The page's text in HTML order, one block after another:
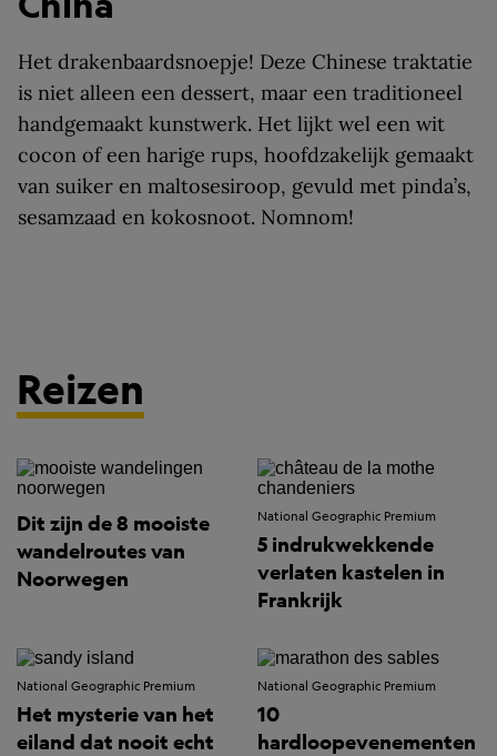
Het drakenbaardsnoepje! Deze Chinese traktatie
is niet alleen een dessert, maar een traditioneel
handgemaakt kunstwerk. Het lijkt wel een wit
cocon of een harige rups, hoofdzakelijk gemaakt
van suiker en maltosesiroop, gevuld met pinda’s,
sesamzaad en kokosnoot. Nomnom!
Reizen
Dit zijn de 8 mooiste
wandelroutes van
Noorwegen
National Geographic Premium
5 indrukwekkende
verlaten kastelen in
Frankrijk
National Geographic Premium
Het mysterie van het
eiland dat nooit echt
National Geographic Premium
10
hardloopevenementen